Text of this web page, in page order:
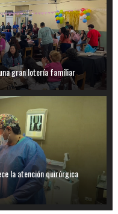
gran lotería familiar
la atención quirúrgica